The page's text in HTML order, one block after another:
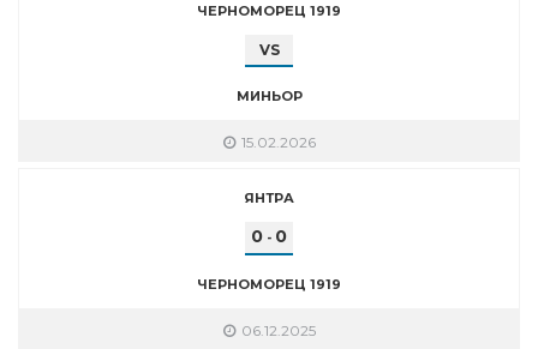
ЧЕРНОМОРЕЦ 1919
VS
МИНЬОР
15.02.2026
ЯНТРА
0 - 0
ЧЕРНОМОРЕЦ 1919
06.12.2025